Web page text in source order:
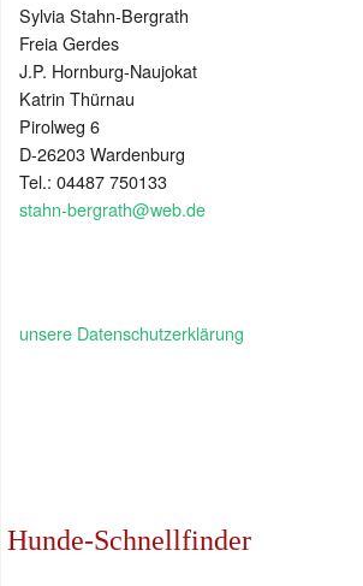
Sylvia Stahn-Bergrath
Freia Gerdes
J.P. Hornburg-Naujokat
Katrin Thürnau
Pirolweg 6
D-26203 Wardenburg
Tel.: 04487 750133
stahn-bergrath@web.de
unsere Datenschutzerklärung
Hunde-Schnellfinder